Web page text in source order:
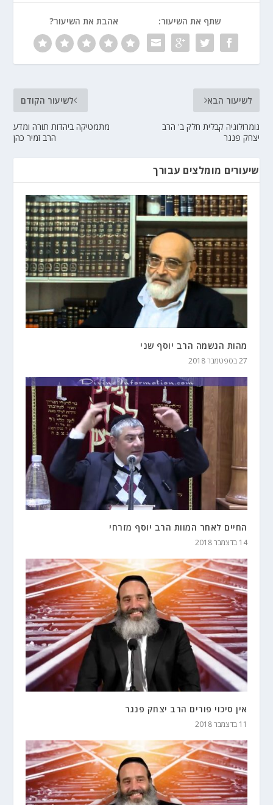
שתף את השיעור: אהבת את השיעור?
לשיעור הקודם
מתמטיקה ביהדות תורה ומדע
הרב זמיר כהן
לשיעור הבא
נומרולוגיה קבלית חלק ב' הרב
יצחק פנגר
שיעורים מומלצים עבורך
מהות הנשמה הרב יוסף שני
27 בספטמבר 2018
החיים לאחר המוות הרב יוסף מזרחי
14 בדצמבר 2018
אין סיכוי פורים הרב יצחק פנגר
11 בדצמבר 2018